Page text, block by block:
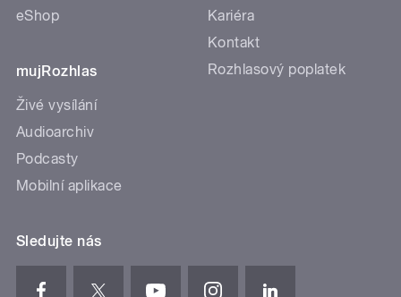
eShop
mujRozhlas
Živé vysílání
Audioarchiv
Podcasty
Mobilní aplikace
Kariéra
Kontakt
Rozhlasový poplatek
Sledujte nás